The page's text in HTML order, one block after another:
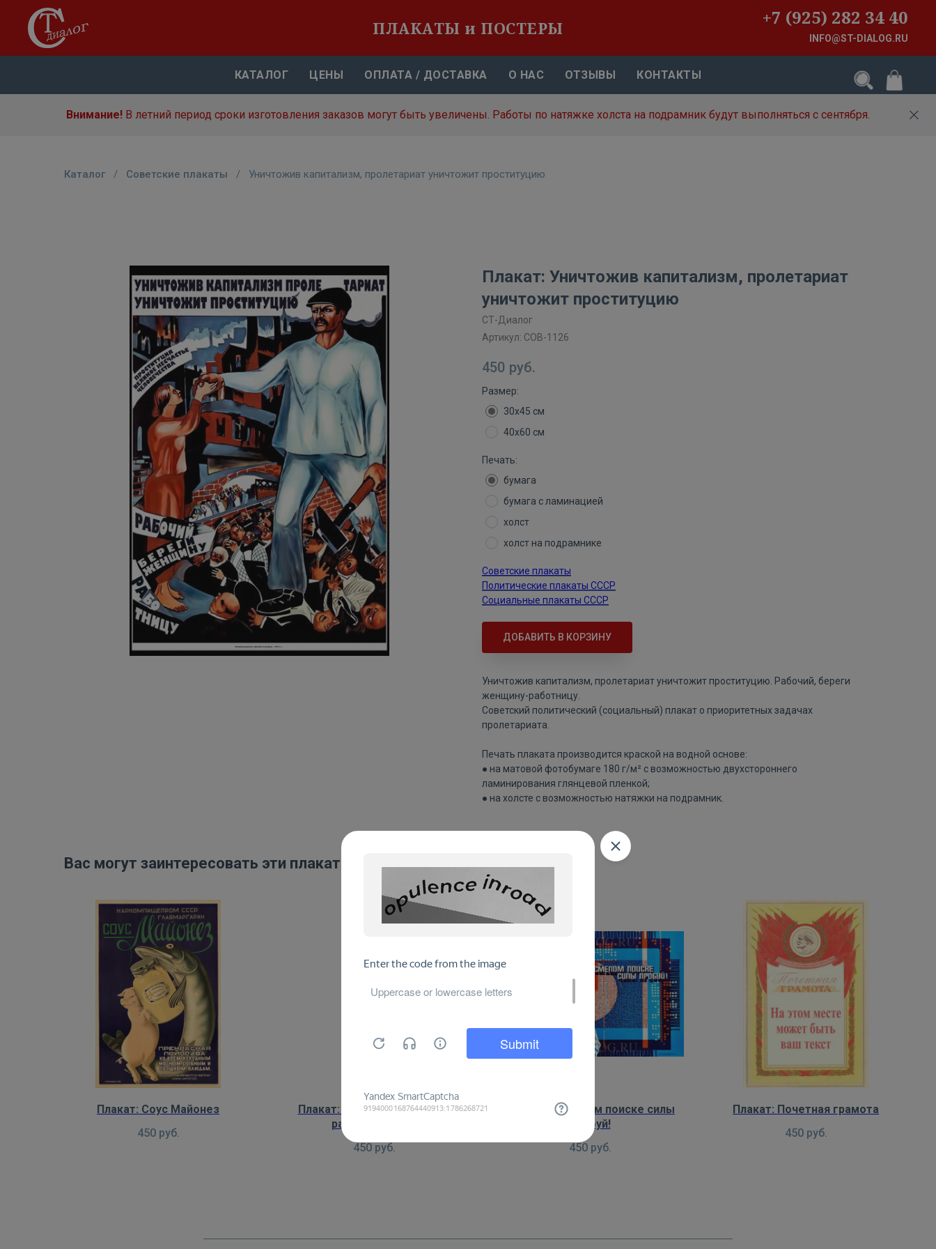
ПЛАКАТЫ и ПОСТЕРЫ +7 (925) 282 34 40
INFO@ST-DIALOG.RU
КАТАЛОГ ЦЕНЫ ОПЛАТА / ДОСТАВКА О НАС ОТЗЫВЫ КОНТАКТЫ
Внимание! В летний период сроки изготовления заказов могут быть увеличены. Работы по натяжке холста на подрамник будут выполняться с сентября.
Каталог / Советские плакаты / Уничтожив капитализм, пролетариат уничтожит проституцию
Плакат: Уничтожив капитализм, пролетариат
уничтожит проституцию
СТ-Диалог
Артикул: СОВ-1126
450 руб.
Размер:
30х45 см
40х60 см
Печать:
бумага
бумага с ламинацией
холст
холст на подрамнике
Советские плакаты
Политические плакаты СССР
Социальные плакаты СССР
ДОБАВИТЬ В КОРЗИНУ
Уничтожив капитализм, пролетариат уничтожит проституцию. Рабочий, береги
женщину-работницу.
Советский политический (социальный) плакат о приоритетных задачах
пролетариата.
Печать плаката производится краской на водной основе:
● на матовой фотобумаге 180 г/м² с возможностью двухстороннего
ламинирования глянцевой пленкой;
● на холсте с возможностью натяжки на подрамник.
Вас могут заинтересовать эти плакаты:
Плакат: Соус Майонез
450 руб.
Плакат: Трудом построится
рабочая страна
450 руб.
Плакат: В смелом поиске силы
пробуй!
450 руб.
Плакат: Почетная грамота
450 руб.